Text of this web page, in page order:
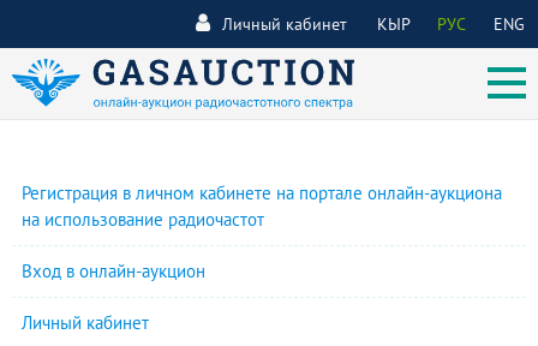
КЫР РУС ENG
Личный кабинет
Регистрация в личном кабинете на портале онлайн-аукциона
на использование радиочастот
Вход в онлайн-аукцион
Личный кабинет